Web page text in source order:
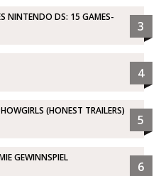
NINTENDO DS: 15 GAMES-
3
4
(HONEST TRAILERS)
5
GEWINNSPIEL
6